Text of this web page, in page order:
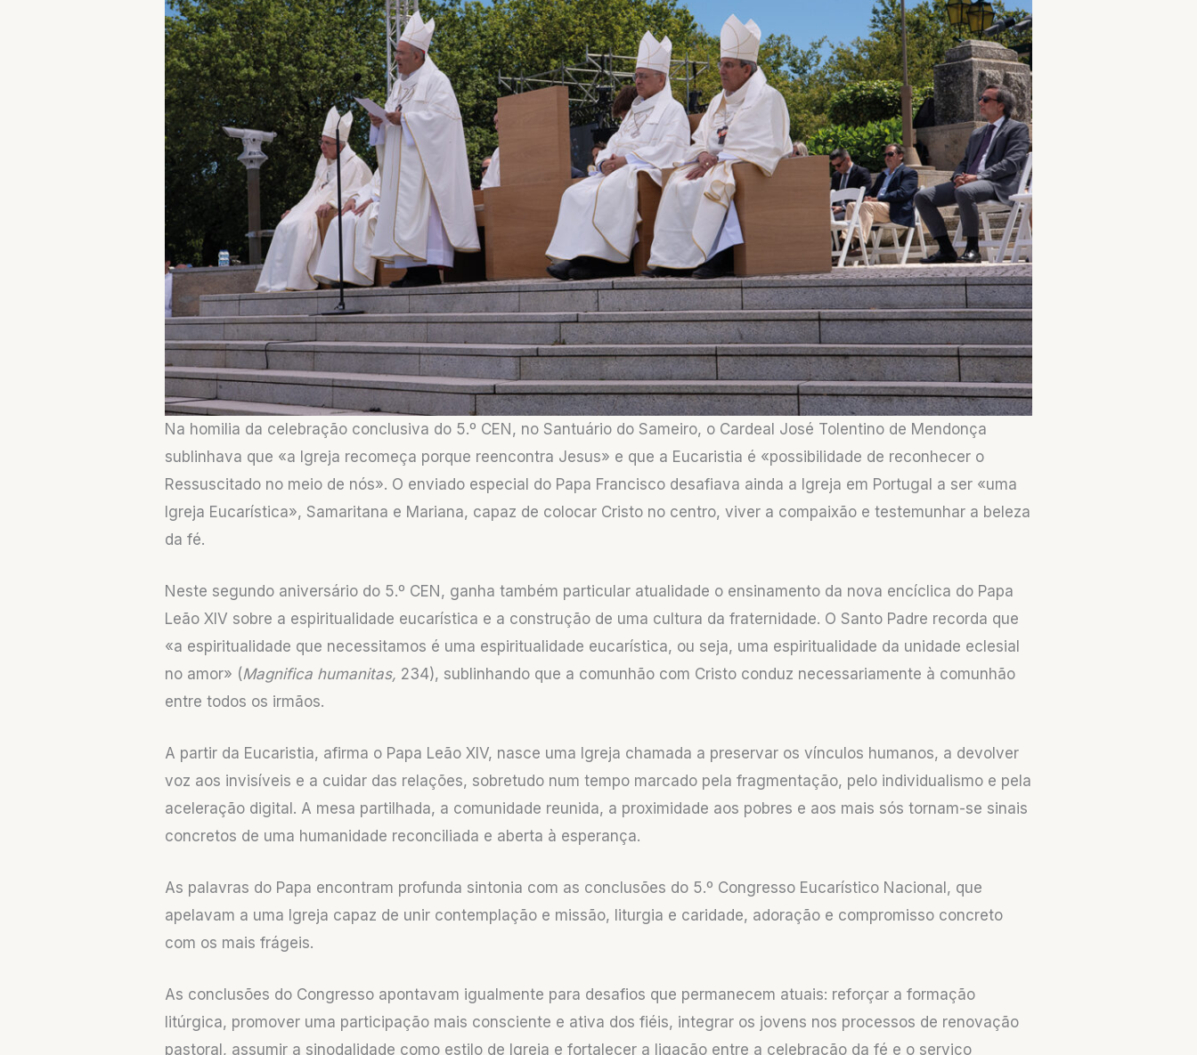
Na homilia da celebração conclusiva do 5.º CEN, no Santuário do Sameiro, o Cardeal José Tolentino de Mendonça
sublinhava que «a Igreja recomeça porque reencontra Jesus» e que a Eucaristia é «possibilidade de reconhecer o
Ressuscitado no meio de nós». O enviado especial do Papa Francisco desafiava ainda a Igreja em Portugal a ser «uma
Igreja Eucarística», Samaritana e Mariana, capaz de colocar Cristo no centro, viver a compaixão e testemunhar a beleza
da fé.
Neste segundo aniversário do 5.º CEN, ganha também particular atualidade o ensinamento da nova encíclica do Papa
Leão XIV sobre a espiritualidade eucarística e a construção de uma cultura da fraternidade. O Santo Padre recorda que
«a espiritualidade que necessitamos é uma espiritualidade eucarística, ou seja, uma espiritualidade da unidade eclesial
no amor» (Magnifica humanitas, 234), sublinhando que a comunhão com Cristo conduz necessariamente à comunhão
entre todos os irmãos.
A partir da Eucaristia, afirma o Papa Leão XIV, nasce uma Igreja chamada a preservar os vínculos humanos, a devolver
voz aos invisíveis e a cuidar das relações, sobretudo num tempo marcado pela fragmentação, pelo individualismo e pela
aceleração digital. A mesa partilhada, a comunidade reunida, a proximidade aos pobres e aos mais sós tornam-se sinais
concretos de uma humanidade reconciliada e aberta à esperança.
As palavras do Papa encontram profunda sintonia com as conclusões do 5.º Congresso Eucarístico Nacional, que
apelavam a uma Igreja capaz de unir contemplação e missão, liturgia e caridade, adoração e compromisso concreto
com os mais frágeis.
As conclusões do Congresso apontavam igualmente para desafios que permanecem atuais: reforçar a formação
litúrgica, promover uma participação mais consciente e ativa dos fiéis, integrar os jovens nos processos de renovação
pastoral, assumir a sinodalidade como estilo de Igreja e fortalecer a ligação entre a celebração da fé e o serviço